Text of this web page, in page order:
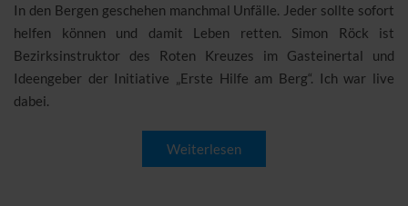
In den Bergen geschehen manchmal Unfälle. Jeder sollte sofort
helfen können und damit Leben retten. Simon Röck ist
Bezirksinstruktor des Roten Kreuzes im Gasteinertal und
Ideengeber der Initiative „Erste Hilfe am Berg“. Ich war live
dabei.
Weiterlesen